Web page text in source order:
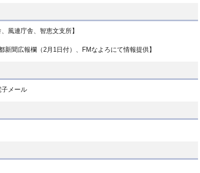
風連庁舎、智恵文支所】
聞広報欄（2月1日付）、FMなよろにて情報提供】
子メール